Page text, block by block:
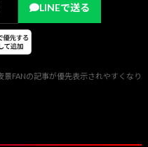
LINEで送る
FANの記事が優先表示されやすくなり